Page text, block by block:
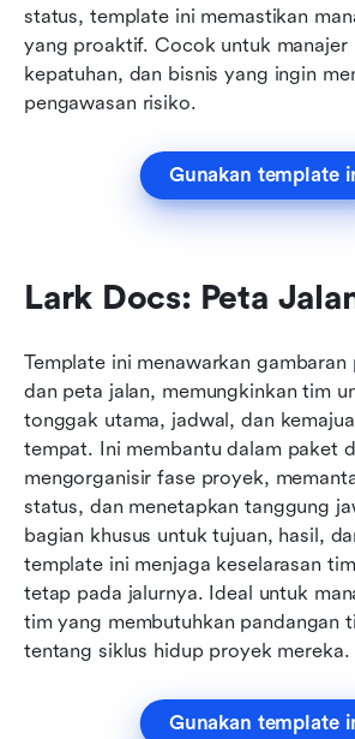
status, template ini memastikan
yang proaktif. Cocok untuk manajer
kepatuhan, dan bisnis yang ingin
pengawasan risiko.
Gunakan template
Lark Docs: Peta
Template ini menawarkan
dan peta jalan, memungkinkan tim
tonggak utama, jadwal, dan
tempat. Ini membantu dalam paket
mengorganisir fase proyek,
status, dan menetapkan tanggung
bagian khusus untuk tujuan, hasil,
template ini menjaga keselarasan
tetap pada jalurnya. Ideal untuk
tim yang membutuhkan pandangan
tentang siklus hidup proyek mereka.
Gunakan template